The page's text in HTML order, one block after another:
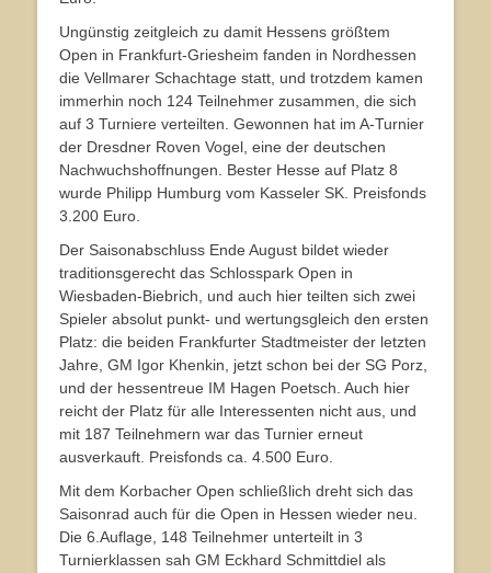
Ungünstig zeitgleich zu damit Hessens größtem
Open in Frankfurt-Griesheim fanden in Nordhessen
die Vellmarer Schachtage statt, und trotzdem kamen
immerhin noch 124 Teilnehmer zusammen, die sich
auf 3 Turniere verteilten. Gewonnen hat im A-Turnier
der Dresdner Roven Vogel, eine der deutschen
Nachwuchshoffnungen. Bester Hesse auf Platz 8
wurde Philipp Humburg vom Kasseler SK. Preisfonds
3.200 Euro.
Der Saisonabschluss Ende August bildet wieder
traditionsgerecht das Schlosspark Open in
Wiesbaden-Biebrich, und auch hier teilten sich zwei
Spieler absolut punkt- und wertungsgleich den ersten
Platz: die beiden Frankfurter Stadtmeister der letzten
Jahre, GM Igor Khenkin, jetzt schon bei der SG Porz,
und der hessentreue IM Hagen Poetsch. Auch hier
reicht der Platz für alle Interessenten nicht aus, und
mit 187 Teilnehmern war das Turnier erneut
ausverkauft. Preisfonds ca. 4.500 Euro.
Mit dem Korbacher Open schließlich dreht sich das
Saisonrad auch für die Open in Hessen wieder neu.
Die 6.Auflage, 148 Teilnehmer unterteilt in 3
Turnierklassen sah GM Eckhard Schmittdiel als